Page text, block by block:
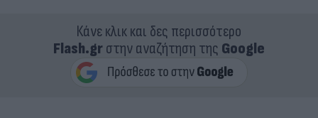
Κάνε κλικ και δες περισσότερο
Flash.grστην αναζήτηση της Google